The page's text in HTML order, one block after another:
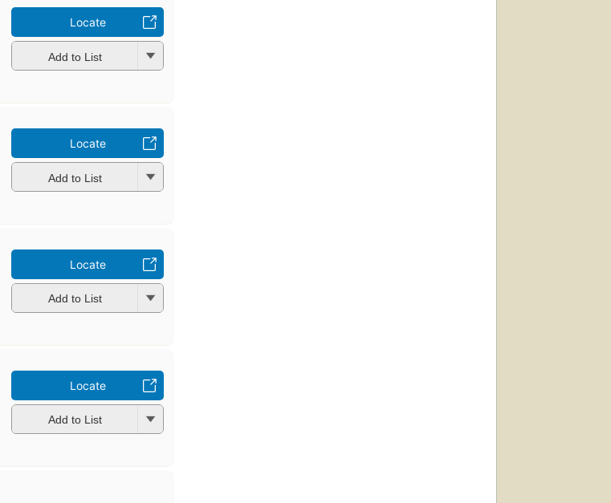
Locate
Add to List
Locate
Add to List
Locate
Add to List
Locate
Add to List